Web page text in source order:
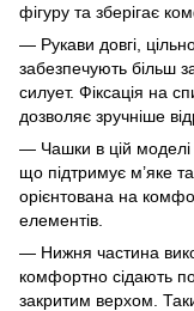
фігуру та зберігає
— Рукави довгі,
забезпечують більш
силует. Фіксація на
дозволяє зручніше
— Чашки в цій моделі
що підтримує м’яке
орієнтована на
елементів.
— Нижня частина
комфортно сідають
закритим верхом.